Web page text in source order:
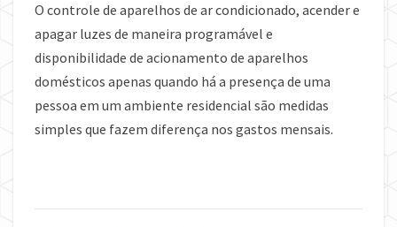
O controle de aparelhos de ar condicionado, acender e
apagar luzes de maneira programável e
disponibilidade de acionamento de aparelhos
domésticos apenas quando há a presença de uma
pessoa em um ambiente residencial são medidas
simples que fazem diferença nos gastos mensais.